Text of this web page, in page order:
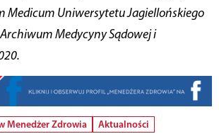
Medicum Uniwersytetu Jagiellońskiego
Medycyny Sądowej i
Menedżer Zdrowia
Aktualności